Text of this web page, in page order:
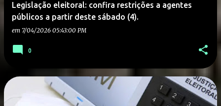
Legislação eleitoral: confira restrições a agentes
públicos a partir deste sábado (4).
em 7/04/2026 05:43:00 PM
0